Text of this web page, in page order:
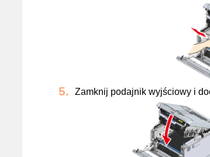
Zamknij podajnik wyjściowy i